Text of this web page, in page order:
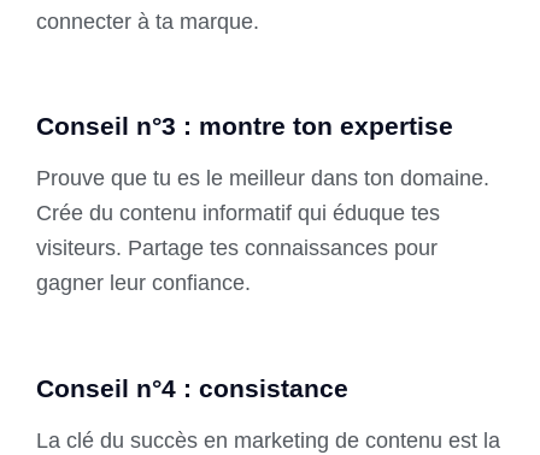
connecter à ta marque.
Conseil n°3 : montre ton expertise
Prouve que tu es le meilleur dans ton domaine.
Crée du contenu informatif qui éduque tes
visiteurs. Partage tes connaissances pour
gagner leur confiance.
Conseil n°4 : consistance
La clé du succès en marketing de contenu est la